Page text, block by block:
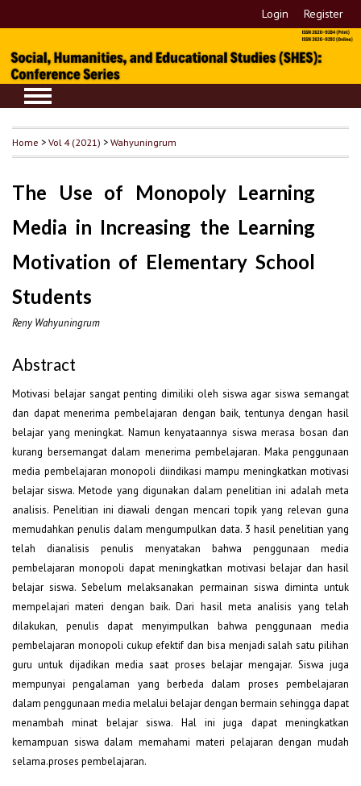
Login Register
Home >Vol 4 (2021) >Wahyuningrum
The Use of Monopoly Learning
Media in Increasing the Learning
Motivation of Elementary School
Students
Reny Wahyuningrum
Abstract
Motivasi belajar sangat penting dimiliki oleh siswa agar siswa semangat
dan dapat menerima pembelajaran dengan baik, tentunya dengan hasil
belajar yang meningkat. Namun kenyataannya siswa merasa bosan dan
kurang bersemangat dalam menerima pembelajaran. Maka penggunaan
media pembelajaran monopoli diindikasi mampu meningkatkan motivasi
belajar siswa. Metode yang digunakan dalam penelitian ini adalah meta
analisis. Penelitian ini diawali dengan mencari topik yang relevan guna
memudahkan penulis dalam mengumpulkan data. 3 hasil penelitian yang
telah dianalisis penulis menyatakan bahwa penggunaan media
pembelajaran monopoli dapat meningkatkan motivasi belajar dan hasil
belajar siswa. Sebelum melaksanakan permainan siswa diminta untuk
mempelajari materi dengan baik. Dari hasil meta analisis yang telah
dilakukan, penulis dapat menyimpulkan bahwa penggunaan media
pembelajaran monopoli cukup efektif dan bisa menjadi salah satu pilihan
guru untuk dijadikan media saat proses belajar mengajar. Siswa juga
mempunyai pengalaman yang berbeda dalam proses pembelajaran
dalam penggunaan media melalui belajar dengan bermain sehingga dapat
menambah minat belajar siswa. Hal ini juga dapat meningkatkan
kemampuan siswa dalam memahami materi pelajaran dengan mudah
selama.proses pembelajaran.